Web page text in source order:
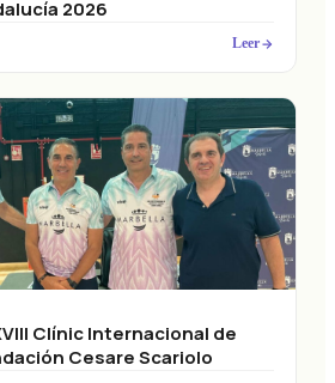
2026
Leer
Clínic Internacional de
Cesare Scariolo